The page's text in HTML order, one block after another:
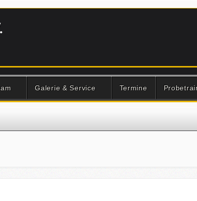
Galerie & Service Termine